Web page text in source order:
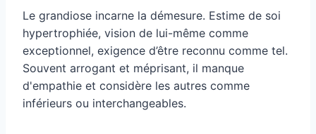
Le grandiose incarne la démesure. Estime de soi
hypertrophiée, vision de lui-même comme
exceptionnel, exigence d’être reconnu comme tel.
Souvent arrogant et méprisant, il manque
d'empathie et considère les autres comme
inférieurs ou interchangeables.